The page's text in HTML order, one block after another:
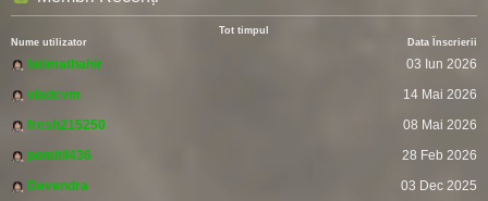
Tot timpul
Nume utilizator
Data Înscrierii
fatimathahir
03 Iun 2026
vladcvm
14 Mai 2026
fresh215250
08 Mai 2026
pomitil436
28 Feb 2026
Devendra
03 Dec 2025